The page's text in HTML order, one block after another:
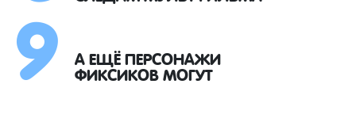
А ЕЩЁ ПЕРСОНАЖИ
ФИКСИКОВ МОГУТ